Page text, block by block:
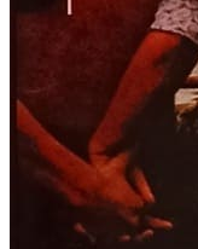
ŠAH
Otkup knjiga
O nama
Novosti